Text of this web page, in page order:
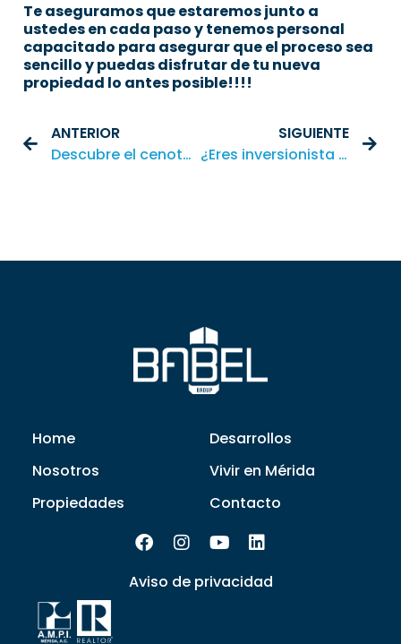
Te aseguramos que estaremos junto a
ustedes en cada paso y tenemos personal
capacitado para asegurar que el proceso sea
sencillo y puedas disfrutar de tu nueva
propiedad lo antes posible!!!!
ANTERIOR
Descubre el cenote Mucuyché (Árbol de la vida ) en Yucatán.
SIGUIENTE
¿Eres inversionista y te interesan los bienes raíces? Llegaste al lugar correcto
Home
Nosotros
Propiedades
Desarrollos
Vivir en Mérida
Contacto
Aviso de privacidad